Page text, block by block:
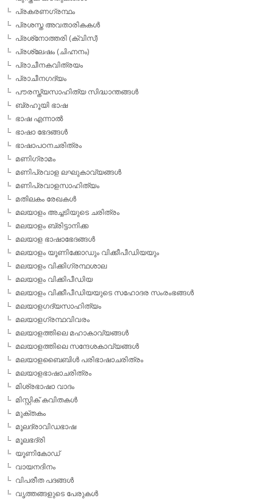
പ്രകരണഗ്രന്ഥം
പ്രശസ്ത അവതാരികകള്‍
പ്രശ്‌നോത്തരി (ക്വിസ്)
പ്രശ്ലേഷം (ചിഹ്നനം)
പ്രാചീനകവിത്രയം
പ്രാചീനഗദ്യം
പൗരസ്ത്യസാഹിത്യ സിദ്ധാന്തങ്ങള്‍
ബ്രഹൂയി ഭാഷ
ഭാഷ എന്നാല്‍
ഭാഷാ ഭേദങ്ങള്‍
ഭാഷാപഠനചരിത്രം
മണിഗ്രാമം
മണിപ്രവാള ലഘുകാവ്യങ്ങള്‍
മണിപ്രവാളസാഹിത്യം
മതിലകം രേഖകള്‍
മലയാളം അച്ചടിയുടെ ചരിത്രം
മലയാളം ബ്രിട്ടാനിക്ക
മലയാള ഭാഷാഭേദങ്ങള്‍
മലയാളം യൂണിക്കോഡും വിക്കീപീഡിയയും
മലയാളം വിക്കിഗ്രന്ഥശാല
മലയാളം വിക്കിപീഡിയ
മലയാളം വിക്കീപീഡിയയുടെ സഹോദര സംരംഭങ്ങള്‍
മലയാളഗദ്യസാഹിത്യം
മലയാളഗ്രന്ഥവിവരം
മലയാളത്തിലെ മഹാകാവ്യങ്ങള്‍
മലയാളത്തിലെ സന്ദേശകാവ്യങ്ങള്‍
മലയാളബൈബിള്‍ പരിഭാഷാചരിത്രം
മലയാളഭാഷാചരിത്രം
മിശ്രഭാഷാ വാദം
മിസ്റ്റിക് കവിതകള്‍
മുക്തകം
മൂലദ്രാവിഡഭാഷ
മൂലഭദ്രി
യൂണികോഡ്
വായനദിനം
വിപരീത പദങ്ങള്‍
വൃത്തങ്ങളുടെ പേരുകള്‍